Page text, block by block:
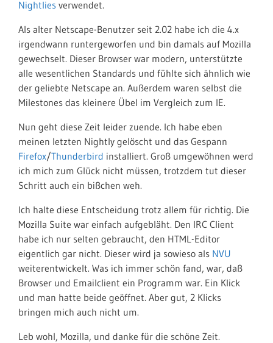
Nightlies verwendet.
Als alter Netscape-Benutzer seit 2.02 habe ich die 4.x
irgendwann runtergeworfen und bin damals auf Mozilla
gewechselt. Dieser Browser war modern, unterstützte
alle wesentlichen Standards und fühlte sich ähnlich wie
der geliebte Netscape an. Außerdem waren selbst die
Milestones das kleinere Übel im Vergleich zum IE.
Nun geht diese Zeit leider zuende. Ich habe eben
meinen letzten Nightly gelöscht und das Gespann
Firefox/Thunderbird installiert. Groß umgewöhnen werd
ich mich zum Glück nicht müssen, trotzdem tut dieser
Schritt auch ein bißchen weh.
Ich halte diese Entscheidung trotz allem für richtig. Die
Mozilla Suite war einfach aufgebläht. Den IRC Client
habe ich nur selten gebraucht, den HTML-Editor
eigentlich gar nicht. Dieser wird ja sowieso als NVU
weiterentwickelt. Was ich immer schön fand, war, daß
Browser und Emailclient ein Programm war. Ein Klick
und man hatte beide geöffnet. Aber gut, 2 Klicks
bringen mich auch nicht um.
Leb wohl, Mozilla, und danke für die schöne Zeit.